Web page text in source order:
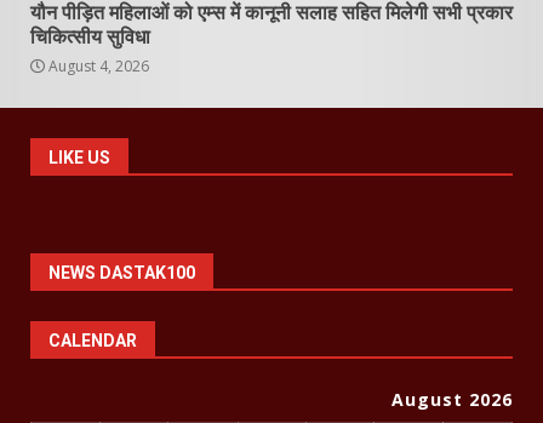
यौन पीड़ित महिलाओं को एम्स में कानूनी सलाह सहित मिलेगी सभी प्रकार
चिकित्सीय सुविधा
August 4, 2026
LIKE US
NEWS DASTAK100
CALENDAR
August 2026